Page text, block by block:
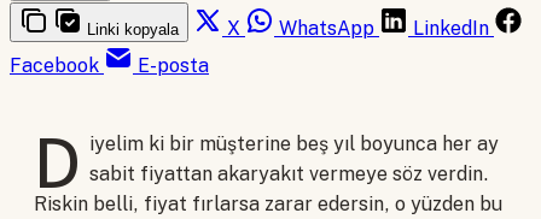
Linki kopyala X WhatsApp
LinkedIn
Facebook
E-posta
D iyelim ki bir müşterine beş yıl boyunca her ay
sabit fiyattan akaryakıt vermeye söz verdin.
Riskin belli, fiyat fırlarsa zarar edersin, o yüzden bu